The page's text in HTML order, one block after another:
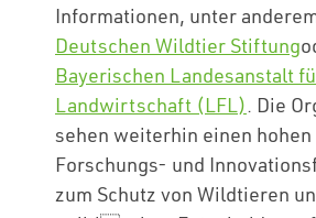
Informationen, unter
Deutschen Wildtier Stiftung
Bayerischen Landesanstalt
Landwirtschaft (LFL). Die
sehen weiterhin einen
Forschungs- und
zum Schutz von Wildtieren